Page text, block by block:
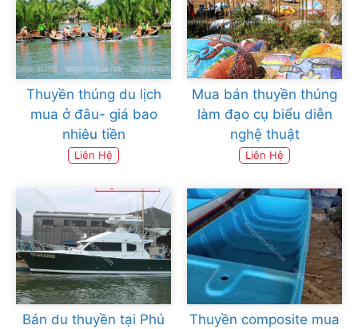
Thuyền thúng du lịch
mua ở đâu- giá bao
nhiêu tiền
Liên Hệ
Mua bán thuyền thúng
làm đạo cụ biểu diễn
nghệ thuật
Liên Hệ
Bán du thuyền tại Phú
Thuyền composite mua